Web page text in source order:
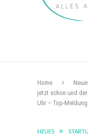
Home
jetzt schon und
Uhr – Top-
NEUES